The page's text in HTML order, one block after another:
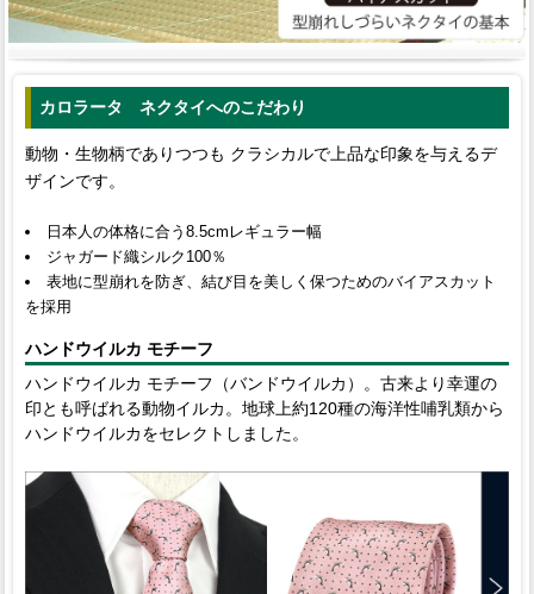
カロラータ ネクタイへのこだわり
動物・生物柄でありつつも クラシカルで上品な印象を与えるデ
ザインです。
日本人の体格に合う8.5cmレギュラー幅
ジャガード織シルク100％
表地に型崩れを防ぎ、結び目を美しく保つためのバイアスカット
を採用
ハンドウイルカ モチーフ
ハンドウイルカ モチーフ（バンドウイルカ）。古来より幸運の
印とも呼ばれる動物イルカ。地球上約120種の海洋性哺乳類から
ハンドウイルカをセレクトしました。